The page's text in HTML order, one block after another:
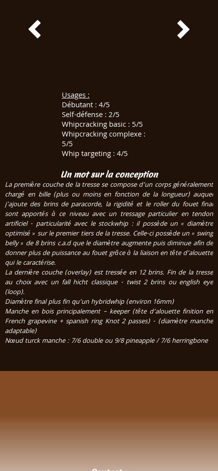
 
Usages :
Débutant : 4/5
Self-défense : 2/5
Whipcracking basic : 5/5
Whipcracking complexe :
5/5
Whip targeting : 4/5
Un mot sur la conception
La première couche de la tresse se compose d’un corps généralement
chargé en bille (plus ou moins en fonction de la longueur) auquel
j’ajoute des brins de paracorde, la rigidité et le roller du fouet final
sont apportés à ce niveau avec un tressage particulier en tendon
artificiel - particularité avec le stockwhip : il possède un « diamètre
optimisé » sur le premier tiers de la tresse. Celle-ci possède un « swing
belly » de 8 brins c.a.d que le diamètre augmente puis diminue afin de
donner plus de puissance au fouet grâce à la liaison en tête d’alouette
qui le caractérise.
La dernière couche (overlay) est tressée en 12 brins. Fin de la tresse
au choix avec un fall hicht classique - twist 2 brins ou english eye
(loop).
Diamètre final plus fin qu’un hybridwhip (environ 16mm)
Manche en bois principalement – keeper (tête d’alouette finition en
French grapevine + spanish ring Knot 2 passes) - (diamètre manche
adaptable)
Nœud turck manche : 7/6 double ou 9/8 pineapple / 7/6 herringbone